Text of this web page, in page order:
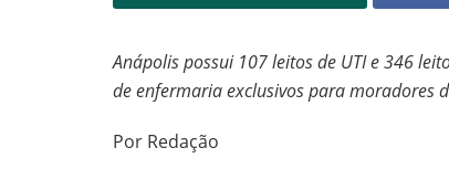
Anápolis possui 107 leitos de UTI e 346
de enfermaria exclusivos para moradores
Por Redação